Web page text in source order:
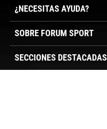
¿NECESITAS AYUDA?
SOBRE FORUM SPORT
SECCIONES DESTACADAS